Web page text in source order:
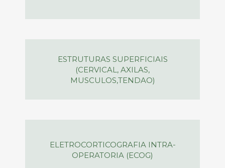
ESTRUTURAS SUPERFICIAIS
(CERVICAL, AXILAS,
MUSCULOS,TENDAO)
ELETROCORTICOGRAFIA INTRA-
OPERATORIA (ECOG)